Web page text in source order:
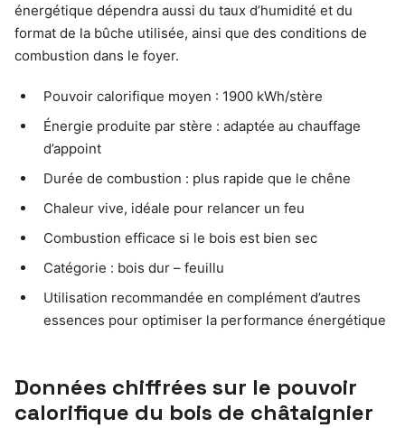
énergétique dépendra aussi du taux d’humidité et du
format de la bûche utilisée, ainsi que des conditions de
combustion dans le foyer.
Pouvoir calorifique moyen : 1900 kWh/stère
Énergie produite par stère : adaptée au chauffage
d’appoint
Durée de combustion : plus rapide que le chêne
Chaleur vive, idéale pour relancer un feu
Combustion efficace si le bois est bien sec
Catégorie : bois dur – feuillu
Utilisation recommandée en complément d’autres
essences pour optimiser la performance énergétique
Données chiffrées sur le pouvoir
calorifique du bois de châtaignier